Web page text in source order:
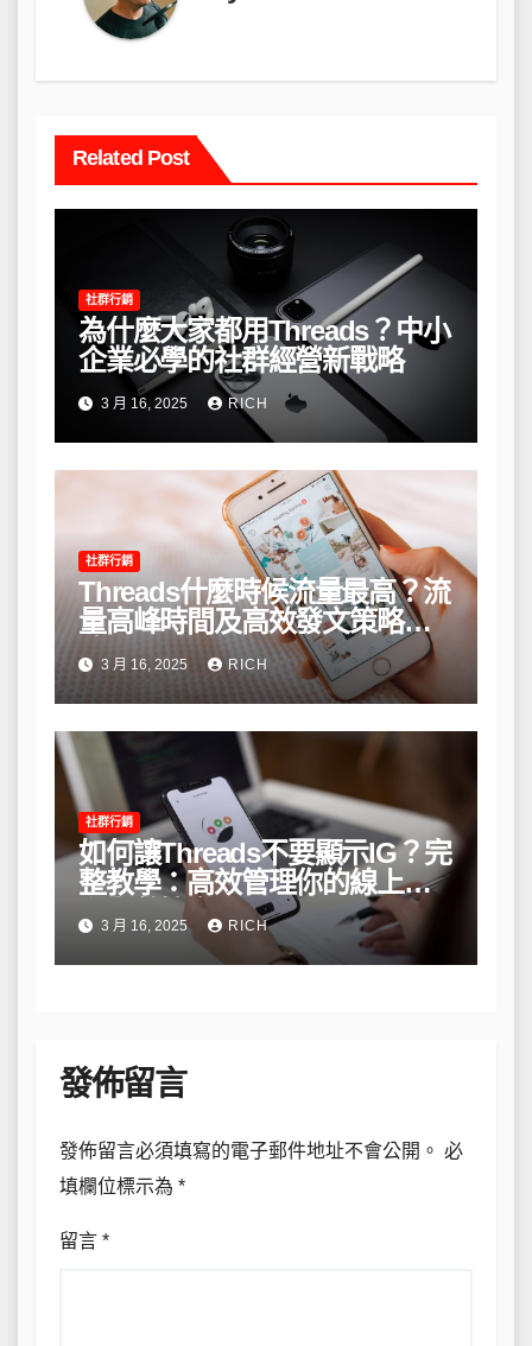
Related Post
社群行銷
為什麼大家都用Threads？中小
企業必學的社群經營新戰略
3 月 16, 2025 RICH
社群行銷
Threads什麼時候流量最高？流
量高峰時間及高效發文策略攻
略3 月 16, 2025 RICH
社群行銷
如何讓Threads不要顯示IG？完
整教學：高效管理你的線上隱
私與數據安全
3 月 16, 2025 RICH
發佈留言
發佈留言必須填寫的電子郵件地址不會公開。 必
填欄位標示為 *
留言 *